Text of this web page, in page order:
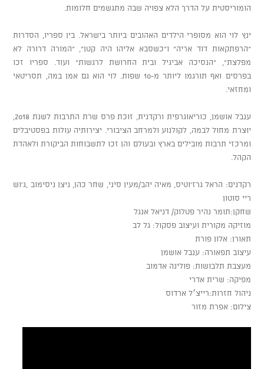
הומוריסטית על הדרך הלא צפויה שבה מתגשמים חלומות.
ינץ לוי הוא מסופרי הילדים האהובים ביותר בישראל. בין ספריו, הסדרות
"הרפתקאות דוד אריה" ו"כשסבא אליהו היה קטן", "המורה דרורה לא
מפלצת", "הנסיכה אביגיל ובית החרושת לרגשות" ועוד. ספריו זכו
בפרסים ואף תורגמו ליותר מ-10 שפות. לוי הוא גם אמן במה, תסריטאי
ומחזאי.
יוצרת מחול לבמה, לקולנוע ולמרחב הציבורי. יצירותיה עולות בפסטיבלים
ומרכזי תרבות מובילים בארץ ובעולם והן זכו לתשבוחות הביקורת ולאהדת
הקהל.
רקדנים: הראל גרז'וטיס, מאיה יהב/מעין סיני, שחר כהן, ניצן ניסימוב ,ג'וש
ריי סוטון
שחקן:תומר נהיר פטלוק/ דניאל אנגל
מוזיקה מקורית ועיצוב פסקול: גל לב
תאורן: אלון פורת
עיצוב תפאורה: ענבל אושמן
מעצבת תלבושות: פולינה אדמוב
מפיקה: שרית אדרי
ניהול חזרות:רייצ׳ל ארדוס
צילום: אפרת מזור